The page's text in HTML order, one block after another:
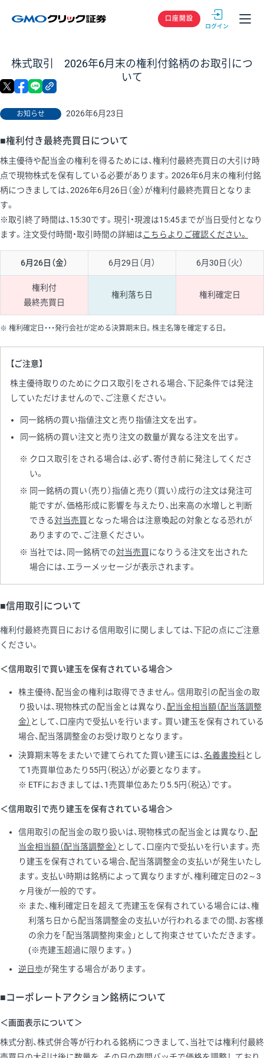
GMOクリック
口座開設
株式取引 2026年6月末の権利付銘柄のお取引につ
いて
お知らせ 2026年6月23日
X facebook
■権利付き最終売買日について
株主優待や配当金の権利を得るためには、権利付最終売買日の大引け時
点で現物株式を保有している必要があります。2026年6月末の権利付銘
柄につきましては、2026年6月26日（金）が権利付最終売買日となりま
す。
※取引終了時間は、15:30です。現引・現渡は15:45までが当日受付となり
ます。注文受付時間・取引時間の詳細はこちらよりご確認ください。
6月26日（金） 6月29日（月） 6月30日（火）
権利付
最終売買日
権利落ち日 権利確定日
権利確定日・・・発行会社が定める決算期末日。株主名簿を確定する日。
【ご注意】
株主優待取りのためにクロス取引をされる場合、下記条件では発注
していただけませんので、ご注意ください。
同一銘柄の買い指値注文と売り指値注文を出す。
同一銘柄の買い注文と売り注文の数量が異なる注文を出す。
クロス取引をされる場合は、必ず、寄付き前に発注してくださ
い。
同一銘柄の買い（売り）指値と売り（買い）成行の注文は発注可
能ですが、価格形成に影響を与えたり、出来高の水増しと判断
できる対当売買となった場合は注意喚起の対象となる恐れが
ありますので、ご注意ください。
当社では、同一銘柄での対当売買になりうる注文を出された
場合には、エラーメッセージが表示されます。
■信用取引について
権利付最終売買日における信用取引に関しましては、下記の点にご注意
ください。
＜信用取引で買い建玉を保有されている場合＞
株主優待、配当金の権利は取得できません。信用取引の配当金の取
り扱いは、現物株式の配当金とは異なり、 配当金相当額（配当落調整
金） として、口座内で受払いを行います。買い建玉を保有されている
場合、配当落調整金のお受け取りとなります。
決算期末等をまたいで建てられてた買い建玉には、名義書換料とし
て1売買単位あたり55円（税込）が必要となります。
ETFにおきましては、1売買単位あたり5.5円（税込）です。
＜信用取引で売り建玉を保有されている場合＞
信用取引の配当金の取り扱いは、現物株式の配当金とは異なり、 配
当金相当額（配当落調整金） として、口座内で受払いを行います。売
り建玉を保有されている場合、配当落調整金の支払いが発生いたし
ます。支払い時期は銘柄によって異なりますが、権利確定日の2～3
ヶ月後が一般的です。
また、権利確定日を超えて売建玉を保有されている場合には、権
利落ち日から配当落調整金の支払いが行われるまでの間、お客様
の余力を「配当落調整拘束金」として拘束させていただきます。
(※売建玉超過に限ります。)
逆日歩が発生する場合があります。
■コーポレートアクション銘柄について
＜画面表示について＞
株式分割、株式併合等が行われる銘柄につきまして、当社では権利付最終